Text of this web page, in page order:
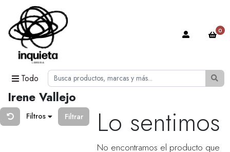
Todo
0
Irene Vallejo
Filtros Filtrar Lo sentimos
No encontramos el producto que